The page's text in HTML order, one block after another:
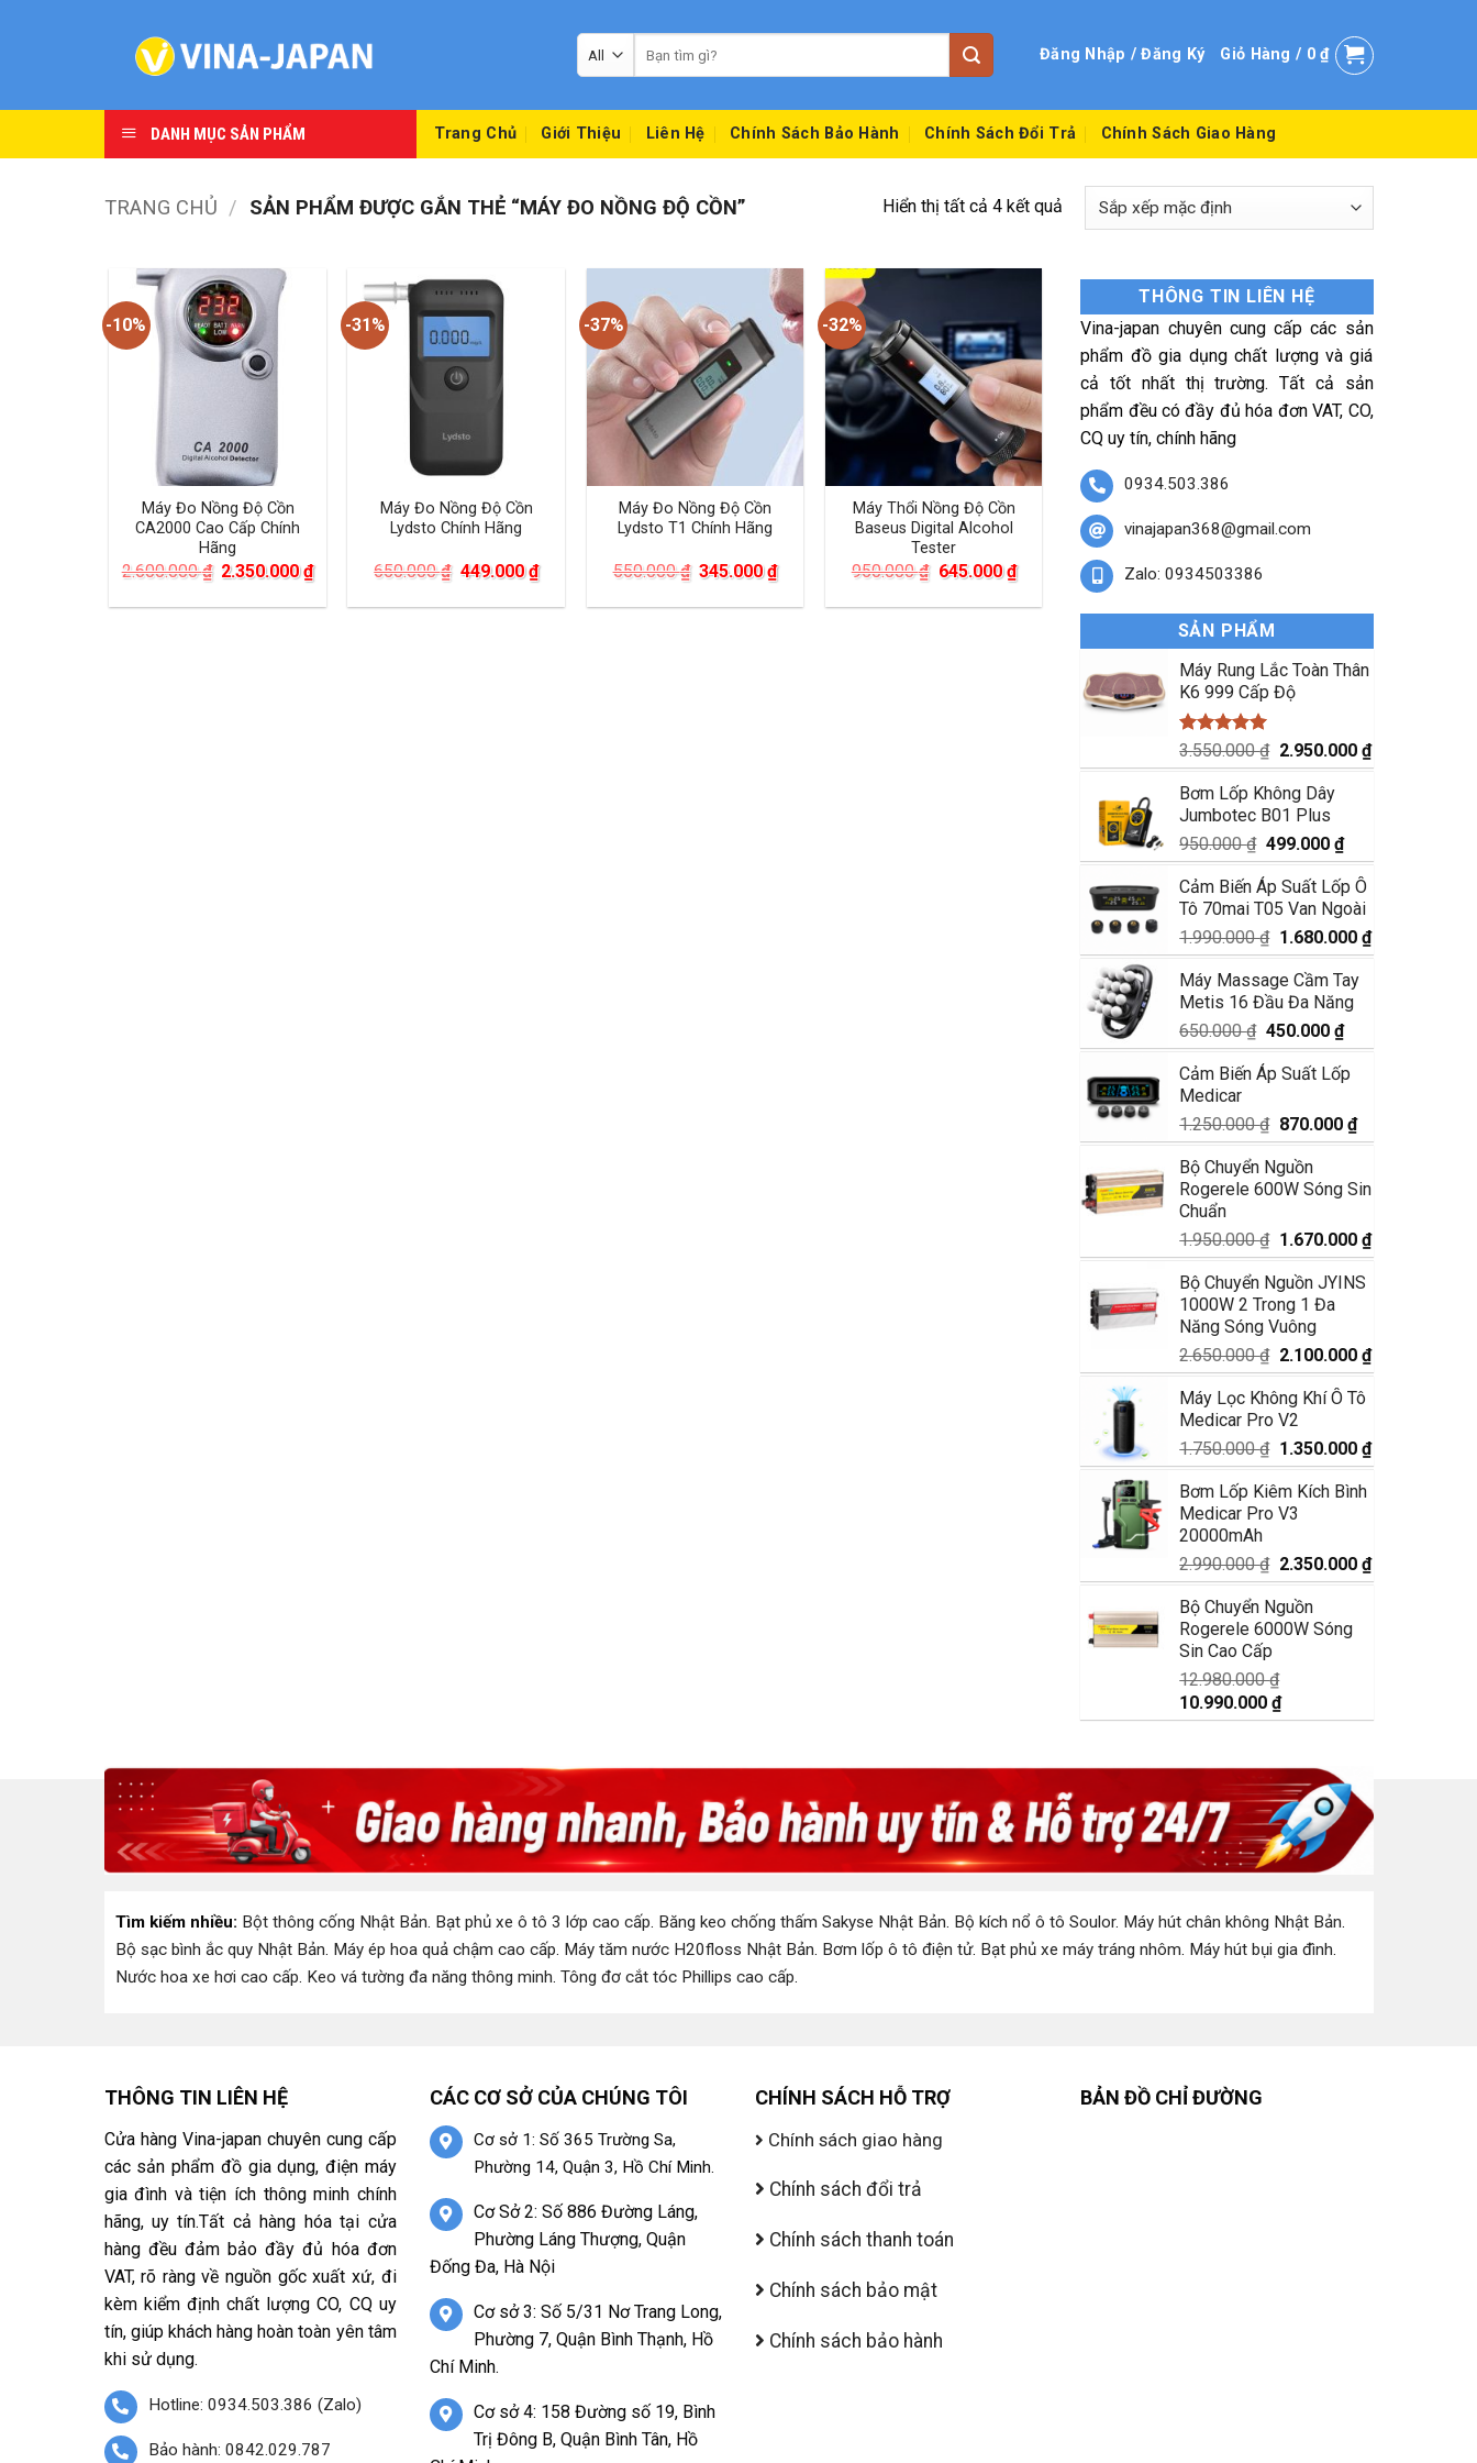
kiếm:
Đăng Nhập / Đăng Ký Giỏ Hàng / 0₫
DANH MỤC SẢN PHẨM Trang Chủ Giới Thiệu Liên Hệ Chính Sách Bảo Hành Chính Sách Đổi Trả Chính Sách Giao Hàng
TRANG CHỦ / SẢN PHẨM ĐƯỢC GẮN THẺ “MÁY ĐO NỒNG ĐỘ CỒN” Hiển thị tất cả 4 kết quả
-10%
Máy Đo Nồng Độ Cồn
CA2000 Cao Cấp Chính
Hãng
2.600.000₫ Giá
là:
2.350.000₫Giá
hiện
tại
-31%
Máy Đo Nồng Độ Cồn
Lydsto Chính Hãng
650.000₫ Giá
là:
449.000₫Giá
hiện
tại
-37%
Máy Đo Nồng Độ Cồn
Lydsto T1 Chính Hãng
550.000₫ Giá
là:
345.000₫Giá
hiện
tại
-32%
Máy Thổi Nồng Độ Cồn
Baseus Digital Alcohol
Tester
950.000₫ Giá
là:
645.000₫Giá
hiện
tại
THÔNG TIN LIÊN HỆ
Vina-japan chuyên cung cấp các sản
phẩm đồ gia dụng chất lượng và giá
cả tốt nhất thị trường. Tất cả sản
phẩm đều có đầy đủ hóa đơn VAT, CO,
CQ uy tín, chính hãng
0934.503.386
vinajapan368@gmail.com
Zalo: 0934503386
SẢN PHẨM
Máy Rung Lắc Toàn Thân
K6 999 Cấp Độ
Được xếp
hạng5.00
5 sao
3.550.000₫ Giá
gốc
là:
3.550.000 ₫.
2.950.000₫Giá
hiện
Bơm Lốp Không Dây
Jumbotec B01 Plus
950.000₫ Giá
gốc
là:
950.000 ₫.
499.000₫Giá
hiện
tại
là:
499.000 ₫.
Cảm Biến Áp Suất Lốp Ô
Tô 70mai T05 Van Ngoài
1.990.000₫ Giá
gốc
là:
1.990.000 ₫.
1.680.000₫Giá
hiện
Máy Massage Cầm Tay
Metis 16 Đầu Đa Năng
650.000₫ Giá
gốc
là:
450.000₫Giá
hiện
tại
450.000 ₫.
Cảm Biến Áp Suất Lốp
Medicar
1.250.000₫ Giá
gốc
là:
1.250.000 ₫.
870.000₫Giá
hiện
là:
Bộ Chuyển Nguồn
Rogerele 600W Sóng Sin
Chuẩn
1.950.000₫ Giá
gốc
là:
1.950.000 ₫.
1.670.000₫Giá
hiện
Bộ Chuyển Nguồn JYINS
1000W 2 Trong 1 Đa
Năng Sóng Vuông
2.650.000₫ Giá
gốc
là:
2.650.000 ₫.
2.100.000₫Giá
hiện
2.100.000 ₫.
Máy Lọc Không Khí Ô Tô
Medicar Pro V2
1.750.000₫ Giá
gốc
là:
1.750.000 ₫.
1.350.000₫Giá
hiện
Bơm Lốp Kiêm Kích Bình
Medicar Pro V3
20000mAh
2.990.000₫ Giá
gốc
là:
2.990.000 ₫.
2.350.000₫Giá
hiện
Bộ Chuyển Nguồn
Rogerele 6000W Sóng
Sin Cao Cấp
12.980.000₫
Giá
gốc
12.980.000 ₫.
10.990.000₫Giá
hiện
là:
10.990.000 ₫.
Tìm kiếm nhiều: Bột thông cống Nhật Bản. Bạt phủ xe ô tô 3 lớp cao cấp. Băng keo chống thấm Sakyse Nhật Bản. Bộ kích nổ ô tô Soulor. Máy hút chân không Nhật Bản.
Bộ sạc bình ắc quy Nhật Bản. Máy ép hoa quả chậm cao cấp. Máy tăm nước H20floss Nhật Bản. Bơm lốp ô tô điện tử. Bạt phủ xe máy tráng nhôm. Máy hút bụi gia đình.
Nước hoa xe hơi cao cấp. Keo vá tường đa năng thông minh. Tông đơ cắt tóc Phillips cao cấp.
THÔNG TIN LIÊN HỆ
Cửa hàng Vina-japan chuyên cung cấp
các sản phẩm đồ gia dụng, điện máy
gia đình và tiện ích thông minh chính
hãng, uy tín.Tất cả hàng hóa tại cửa
hàng đều đảm bảo đầy đủ hóa đơn
VAT, rõ ràng về nguồn gốc xuất xứ, đi
kèm kiểm định chất lượng CO, CQ uy
tín, giúp khách hàng hoàn toàn yên tâm
khi sử dụng.
Hotline: 0934.503.386 (Zalo)
Bảo hành: 0842.029.787
CÁC CƠ SỞ CỦA CHÚNG TÔI
Cơ sở 1: Số 365 Trường Sa,
Phường 14, Quận 3, Hồ Chí Minh.
Cơ Sở 2: Số 886 Đường Láng,
Phường Láng Thượng, Quận
Đống Đa, Hà Nội
Cơ sở 3: Số 5/31 Nơ Trang Long,
Phường 7, Quận Bình Thạnh, Hồ
Chí Minh.
Cơ sở 4: 158 Đường số 19, Bình
Trị Đông B, Quận Bình Tân, Hồ
CHÍNH SÁCH HỖ TRỢ
Chính sách giao hàng
Chính sách đổi trả
Chính sách thanh toán
Chính sách bảo mật
Chính sách bảo hành
BẢN ĐỒ CHỈ ĐƯỜNG